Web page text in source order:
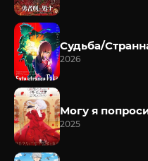
Судьба/
2026
Могу я
2025